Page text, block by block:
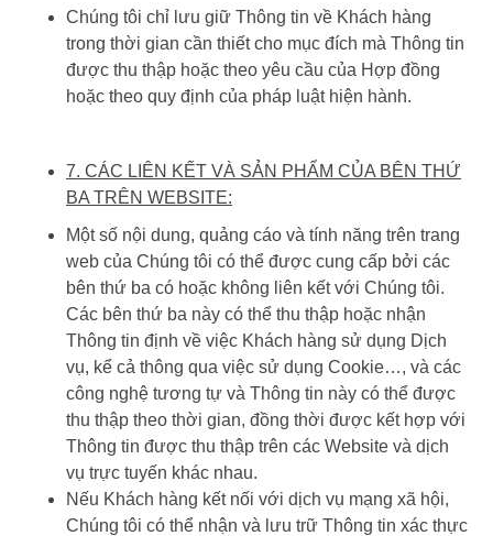
Chúng tôi chỉ lưu giữ Thông tin về Khách hàng
trong thời gian cần thiết cho mục đích mà Thông tin
được thu thập hoặc theo yêu cầu của Hợp đồng
hoặc theo quy định của pháp luật hiện hành.
7. CÁC LIÊN KẾT VÀ SẢN PHẨM CỦA BÊN THỨ
BA TRÊN WEBSITE:
Một số nội dung, quảng cáo và tính năng trên trang
web của Chúng tôi có thể được cung cấp bởi các
bên thứ ba có hoặc không liên kết với Chúng tôi.
Các bên thứ ba này có thể thu thập hoặc nhận
Thông tin định về việc Khách hàng sử dụng Dịch
vụ, kể cả thông qua việc sử dụng Cookie…, và các
công nghệ tương tự và Thông tin này có thể được
thu thập theo thời gian, đồng thời được kết hợp với
Thông tin được thu thập trên các Website và dịch
vụ trực tuyến khác nhau.
Nếu Khách hàng kết nối với dịch vụ mạng xã hội,
Chúng tôi có thể nhận và lưu trữ Thông tin xác thực